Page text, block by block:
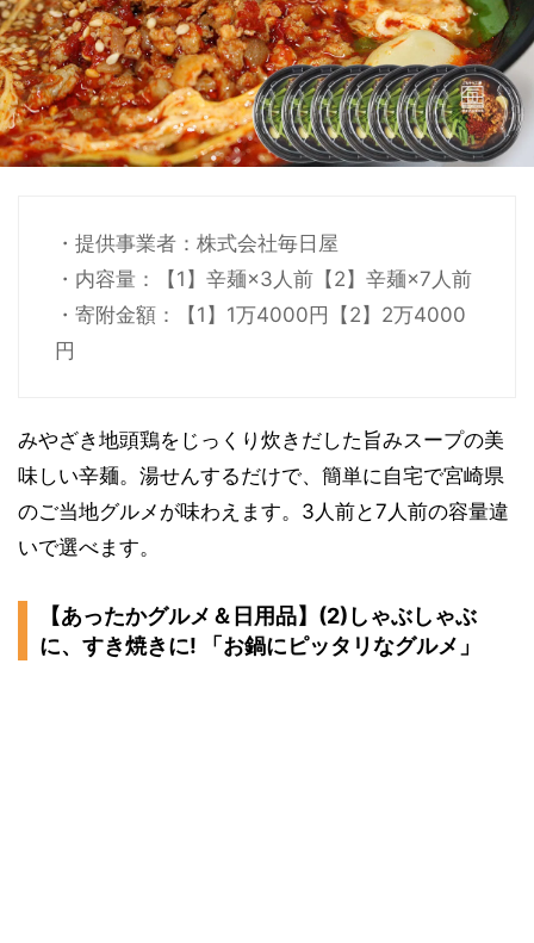
・提供事業者：株式会社毎日屋
・内容量：【1】辛麺×3人前【2】辛麺×7人前
・寄附金額：【1】1万4000円【2】2万4000
円
みやざき地頭鶏をじっくり炊きだした旨みスープの美
味しい辛麺。湯せんするだけで、簡単に自宅で宮崎県
のご当地グルメが味わえます。3人前と7人前の容量違
いで選べます。
【あったかグルメ＆日用品】(2)しゃぶしゃぶ
に、すき焼きに! 「お鍋にピッタリなグルメ」